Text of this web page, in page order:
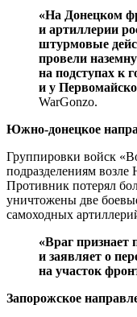
«На Донецком
и артиллерии
штурмовые
провели
на подступах к
и у
WarGonzo.
Южно-донецкое
Группировки войск
подразделениям
Противник потерял
уничтожены две
самоходных
«Враг
и заявляет о
на участок
Запорожское